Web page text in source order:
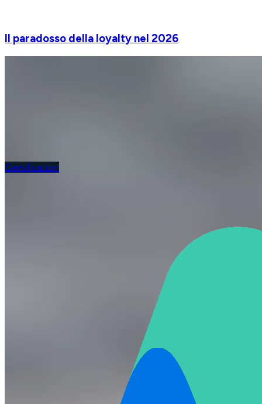
Il paradosso della loyalty nel 2026
Gamification